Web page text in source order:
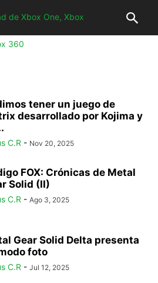
tener un juego de
desarrollado por Kojima y
C.R - Nov 20, 2025
FOX: Crónicas de Metal
Solid (II)
C.R - Ago 3, 2025
Gear Solid Delta presenta
foto
C.R - Jul 12, 2025